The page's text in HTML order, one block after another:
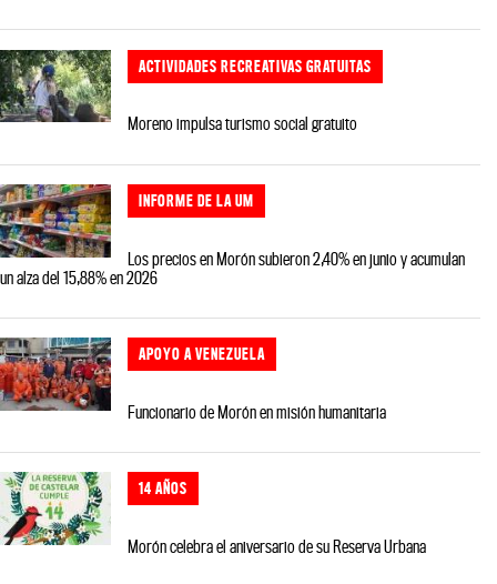
ACTIVIDADES RECREATIVAS GRATUITAS
Moreno impulsa turismo social gratuito
INFORME DE LA UM
Los precios en Morón subieron 2,40% en junio y acumulan
un alza del 15,88% en 2026
APOYO A VENEZUELA
Funcionario de Morón en misión humanitaria
14 AÑOS
Morón celebra el aniversario de su Reserva Urbana